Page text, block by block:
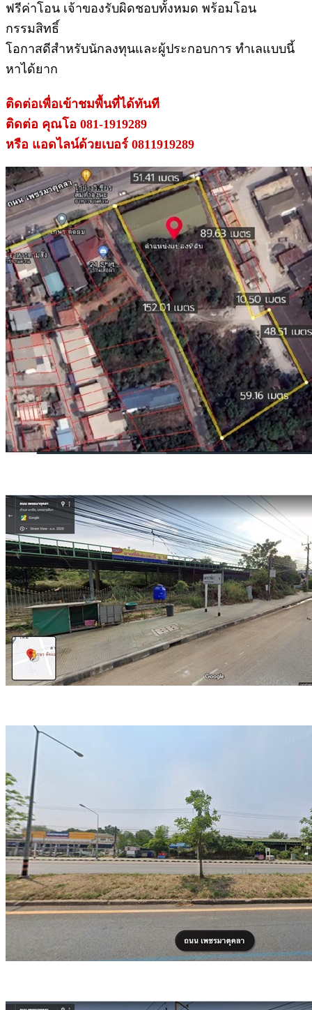
ฟรีค่าโอน เจ้าของรับผิดชอบทั้งหมด พร้อมโอน
กรรมสิทธิ์
โอกาสดีสำหรับนักลงทุนและผู้ประกอบการ ทำเลแบบนี้
หาได้ยาก
ติดต่อเพื่อเข้าชมพื้นที่ได้ทันที
ติดต่อ คุณโอ 081-1919289
หรือ แอดไลน์ด้วยเบอร์ 0811919289